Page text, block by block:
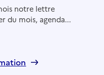
notre lettre
du mois, agenda...